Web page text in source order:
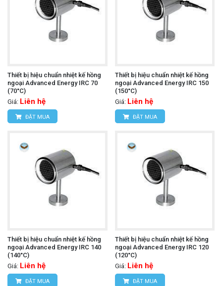
Thiết bị hiệu chuẩn nhiệt kế hồng
ngoại Advanced Energy IRC 70
(70°C)
Giá: Liên hệ
ĐẶT MUA
Thiết bị hiệu chuẩn nhiệt kế hồng
ngoại Advanced Energy IRC 150
(150°C)
Giá: Liên hệ
ĐẶT MUA
Thiết bị hiệu chuẩn nhiệt kế hồng
ngoại Advanced Energy IRC 140
(140°C)
Giá: Liên hệ
ĐẶT MUA
Thiết bị hiệu chuẩn nhiệt kế hồng
ngoại Advanced Energy IRC 120
(120°C)
Giá: Liên hệ
ĐẶT MUA